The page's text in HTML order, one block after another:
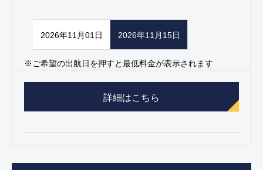
2026年11月01日 2026年11月15日
※ご希望の出航日を押すと最低料金が表示されます
詳細はこちら